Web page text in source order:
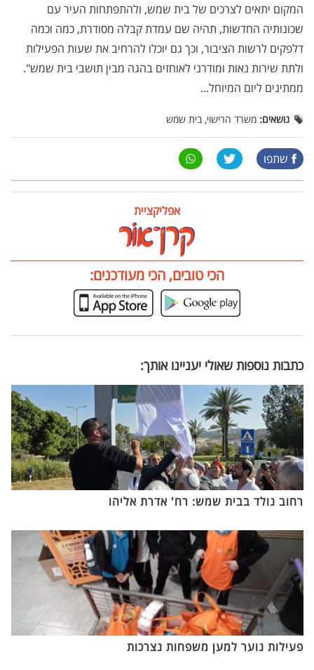
המקום יתאים לצרכים של בית שמש, ולהתפתחות העיר עם
שכונותיה החדשות, תהיה שם עמדת קבלה מסודרת, כמה וכמה
דלפקים לרשות הציבור, וכך גם יוכלו להרחיב את שעות הפעילות
ולתת שירות נאות ומודרני לאוחזים בהגה מבין תושבי בית שמש".
ממתינים ליום המיוחל...
נושאים: משרד הרישוי, בית שמש
שתפו
אפליקציית
הכי טובים, הכי מעודכנים:
כתבות נוספות שאולי יעניינו אותך:
רחוב נולד בבית שמש: רח' אדרת אליהו
פעילות נוער למען משפחות נצרכות